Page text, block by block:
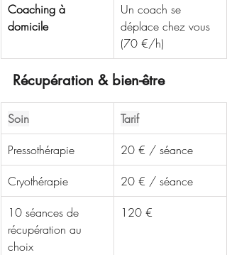
Coaching à
domicile
Un coach se
déplace chez vous
(70 €/h)
Récupération & bien-être
Soin
Tarif
Pressothérapie
20 € / séance
Cryothérapie
20 € / séance
10 séances de
récupération au
choix
120 €